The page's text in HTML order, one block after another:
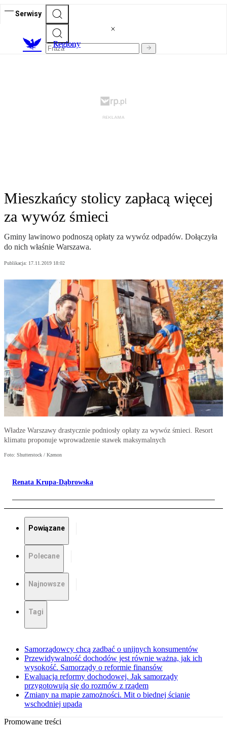
Serwisy
Regiony
Mieszkańcy stolicy zapłacą więcej
za wywóz śmieci
Gminy lawinowo podnoszą opłaty za wywóz odpadów. Dołączyła
do nich właśnie Warszawa.
Publikacja: 17.11.2019 18:02
Władze Warszawy drastycznie podniosły opłaty za wywóz śmieci. Resort
klimatu proponuje wprowadzenie stawek maksymalnych
Foto: Shutterstock / Kzenon
Renata Krupa-Dąbrowska
Powiązane
Polecane
Najnowsze
Tagi
Samorządowcy chcą zadbać o unijnych konsumentów
Przewidywalność dochodów jest równie ważna, jak ich
wysokość. Samorządy o reformie finansów
Ewaluacja reformy dochodowej. Jak samorządy
przygotowują się do rozmów z rządem
Zmiany na mapie zamożności. Mit o biednej ścianie
wschodniej upada
Promowane treści